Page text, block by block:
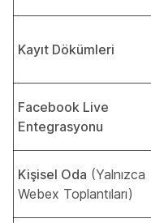
Kayıt Dökümleri
Facebook Live
Entegrasyonu
Kişisel Oda (Yalnızca
Webex Toplantıları)